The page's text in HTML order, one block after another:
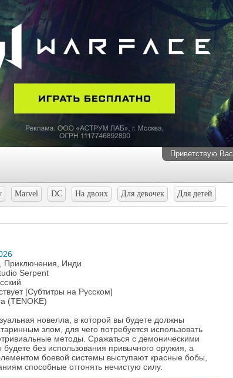
Приветствую Вас
Marvel DC На двоих Для девочек Для детей
Инди
Serpent
[Субтитры на Русском]
(TENOKE)
новелла, в которой вы будете должны
злом, для чего потребуется использовать
методы. Сражаться с демоническими
без использования привычного оружия, а
боевой системы выступают красные бобы,
способные отгонять нечистую силу.